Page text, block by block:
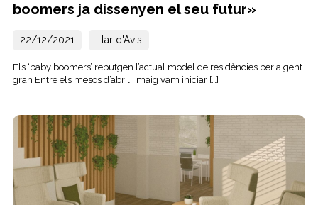
boomers ja dissenyen el seu futur»
22/12/2021 Llar d'Avis
Els ‘baby boomers’ rebutgen l’actual model de residències per a gent
gran Entre els mesos d’abril i maig vam iniciar […]